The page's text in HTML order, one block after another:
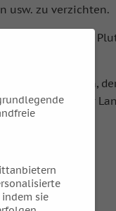
usw. zu verzichten.
von Jupiter bis
das ist Neptun,
sich noch mehr
indem sie